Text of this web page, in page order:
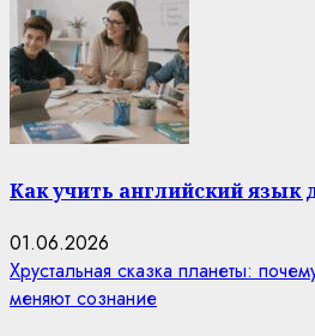
Как учить английский язык
01.06.2026
Хрустальная сказка планеты:
меняют сознание